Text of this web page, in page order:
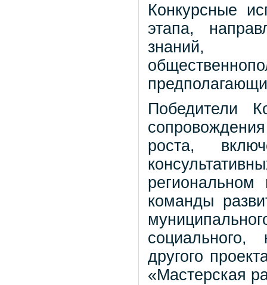
Конкурсные
этапа,
знаний,
Победители
роста,
команды
социального,
другого
«Мастерская